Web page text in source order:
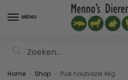
MENU
Home Shop Puik houtvezel 4kg